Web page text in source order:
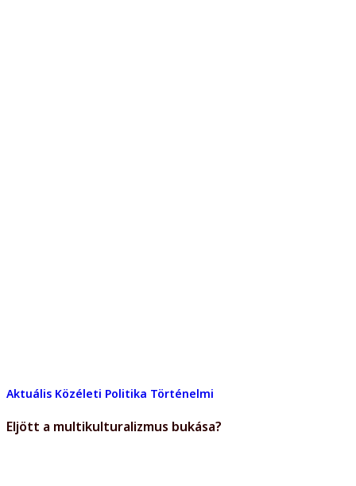
Aktuális Közéleti Politika Történelmi
Eljött a multikulturalizmus bukása?